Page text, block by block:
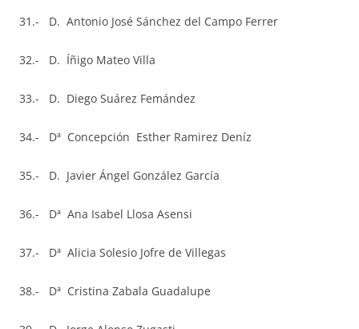
31.- D. Antonio José Sánchez del Campo Ferrer
32.- D. Íñigo Mateo Villa
33.- D. Diego Suárez Femández
34.- Dª Concepción Esther Ramirez Deníz
35.- D. Javier Ángel González García
36.- Dª Ana Isabel Llosa Asensi
37.- Dª Alicia Solesio Jofre de Villegas
38.- Dª Cristina Zabala Guadalupe